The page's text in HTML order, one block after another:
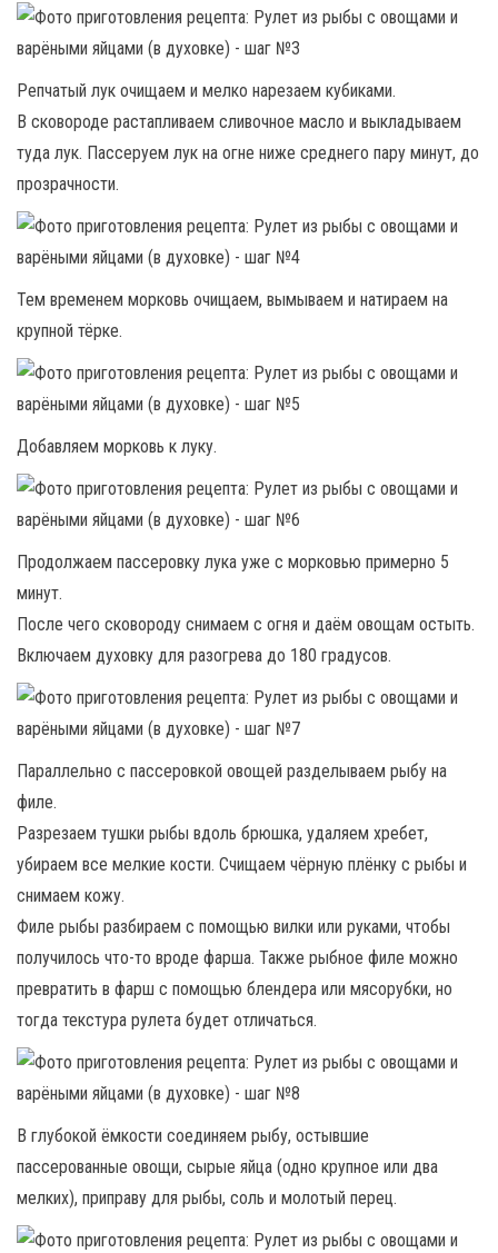
Репчатый лук очищаем и мелко нарезаем кубиками.
В сковороде растапливаем сливочное масло и выкладываем
туда лук. Пассеруем лук на огне ниже среднего пару минут, до
прозрачности.
Тем временем морковь очищаем, вымываем и натираем на
крупной тёрке.
Добавляем морковь к луку.
Продолжаем пассеровку лука уже с морковью примерно 5
минут.
После чего сковороду снимаем с огня и даём овощам остыть.
Включаем духовку для разогрева до 180 градусов.
Параллельно с пассеровкой овощей разделываем рыбу на
филе.
Разрезаем тушки рыбы вдоль брюшка, удаляем хребет,
убираем все мелкие кости. Счищаем чёрную плёнку с рыбы и
снимаем кожу.
Филе рыбы разбираем с помощью вилки или руками, чтобы
получилось что-то вроде фарша. Также рыбное филе можно
превратить в фарш с помощью блендера или мясорубки, но
тогда текстура рулета будет отличаться.
В глубокой ёмкости соединяем рыбу, остывшие
пассерованные овощи, сырые яйца (одно крупное или два
мелких), приправу для рыбы, соль и молотый перец.